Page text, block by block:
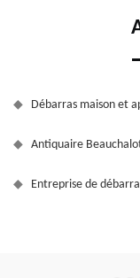
Débarras maison et
Antiquaire
Entreprise de